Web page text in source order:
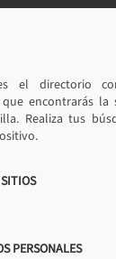
el directorio
encontrarás la
Realiza tus
PERSONALES